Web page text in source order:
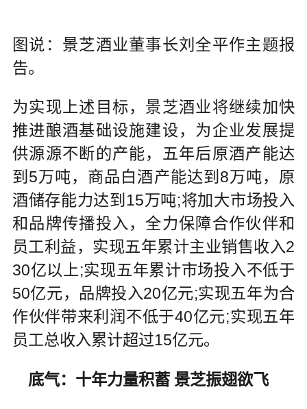
图说：景芝酒业董事长刘全平作主题报
告。
为实现上述目标，景芝酒业将继续加快
推进酿酒基础设施建设，为企业发展提
供源源不断的产能，五年后原酒产能达
到5万吨，商品白酒产能达到8万吨，原
酒储存能力达到15万吨;将加大市场投入
和品牌传播投入，全力保障合作伙伴和
员工利益，实现五年累计主业销售收入2
30亿以上;实现五年累计市场投入不低于
50亿元，品牌投入20亿元;实现五年为合
作伙伴带来利润不低于40亿元;实现五年
员工总收入累计超过15亿元。
底气：十年力量积蓄 景芝振翅欲飞